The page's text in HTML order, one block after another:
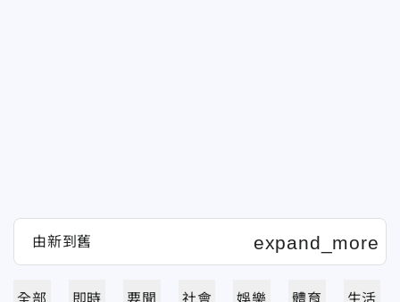
全部 即時 要聞 社會 娛樂 體育 生活